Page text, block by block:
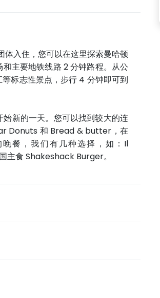
体入住，您可以在这里探索曼哈顿
主要地铁线路 2 分钟路程。从公
标志性景点，步行 4 分钟即可到
新的一天。您可以找到较大的连
Donuts 和 Bread & butter，在
餐，我们有几种选择，如：Il
主食 Shakeshack Burger。